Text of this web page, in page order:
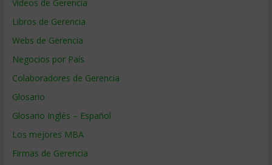
Videos de Gerencia
Libros de Gerencia
Webs de Gerencia
Negocios por País
Colaboradores de Gerencia
Glosario
Glosario Inglés – Español
Los mejores MBA
Firmas de Gerencia